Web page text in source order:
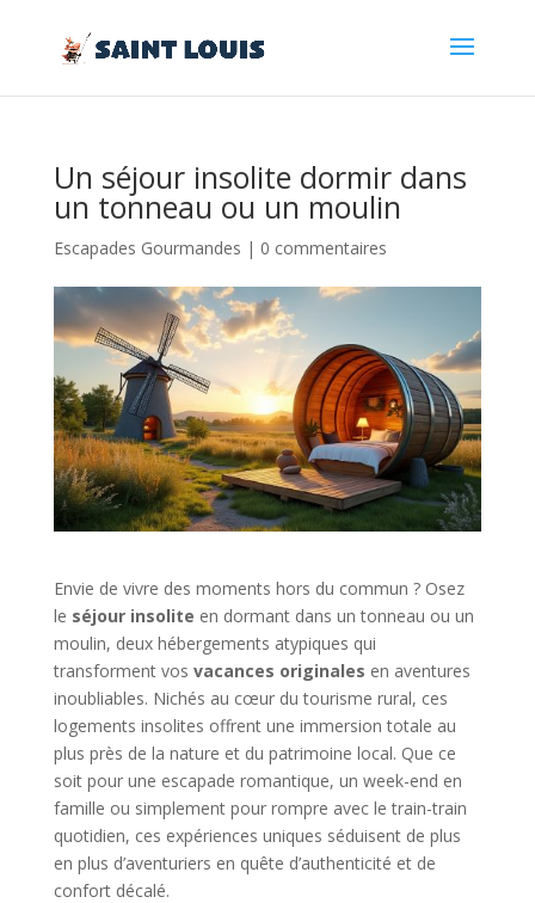
Un séjour insolite dormir dans
un tonneau ou un moulin
Escapades Gourmandes | 0 commentaires
Envie de vivre des moments hors du commun ? Osez
le séjour insolite en dormant dans un tonneau ou un
moulin, deux hébergements atypiques qui
transforment vos vacances originales en aventures
inoubliables. Nichés au cœur du tourisme rural, ces
logements insolites offrent une immersion totale au
plus près de la nature et du patrimoine local. Que ce
soit pour une escapade romantique, un week-end en
famille ou simplement pour rompre avec le train-train
quotidien, ces expériences uniques séduisent de plus
en plus d’aventuriers en quête d’authenticité et de
confort décalé.